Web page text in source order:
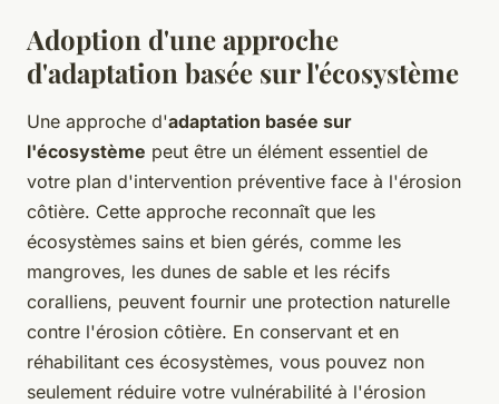
Adoption d'une approche
d'adaptation basée sur l'écosystème
Une approche d'adaptation basée sur
l'écosystème peut être un élément essentiel de
votre plan d'intervention préventive face à l'érosion
côtière. Cette approche reconnaît que les
écosystèmes sains et bien gérés, comme les
mangroves, les dunes de sable et les récifs
coralliens, peuvent fournir une protection naturelle
contre l'érosion côtière. En conservant et en
réhabilitant ces écosystèmes, vous pouvez non
seulement réduire votre vulnérabilité à l'érosion